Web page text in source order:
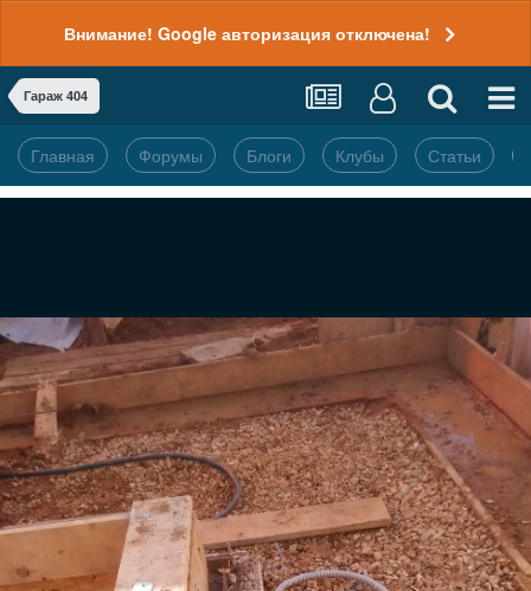
Внимание! Google авторизация отключена!
Гараж 404
Главная Форумы Блоги Клубы Статьи